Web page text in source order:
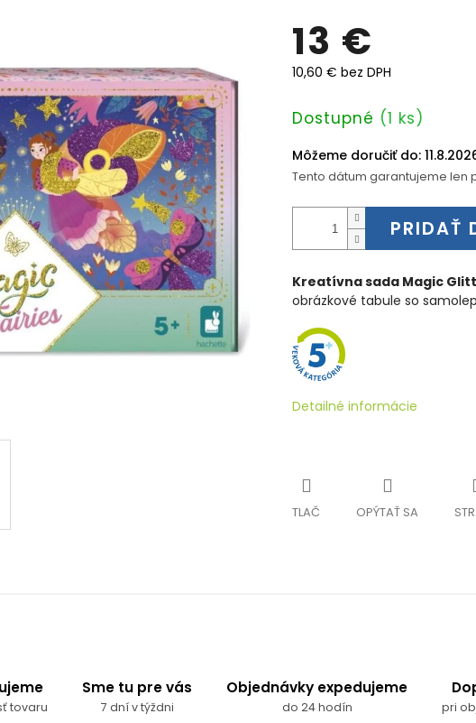
13 €
10,60 € bez DPH
Jednotková
Dostupné (1 ks)
Môžeme doručiť do:
Tento dátum garantujeme len
PRIDAŤ
Kreatívna sada Magic
obrázkové tabule so
Detailné informácie
TLAČ OPÝTAŤ SA
tovaru
Sme tu pre vás
7 dní v týždni
Objednávky expedujeme
do 24 hodín pri